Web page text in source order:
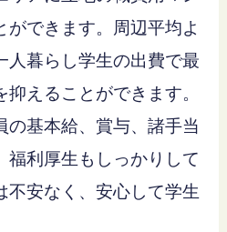
ができます。周辺平均よ
人暮らし学生の出費で最
えることができます。
の基本給、賞与、諸手当
福利厚生もしっかりして
不安なく、安心して学生